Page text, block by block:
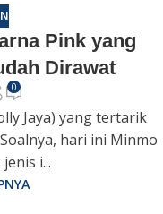
Pink yang
Dirawat
0
Jaya) yang tertarik
hari ini Minmo
i...